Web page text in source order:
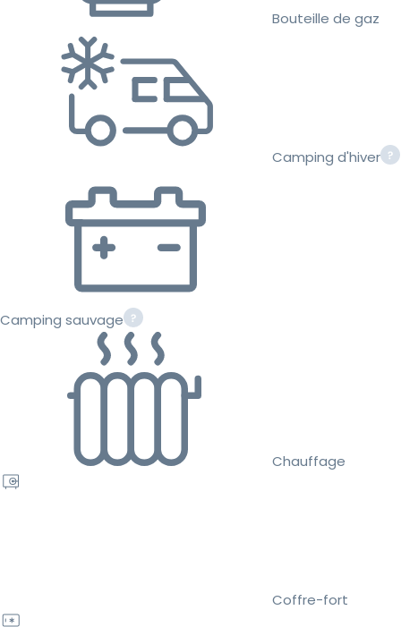
Bouteille de gaz
Camping d'hiver
Camping sauvage
Chauffage
Coffre-fort